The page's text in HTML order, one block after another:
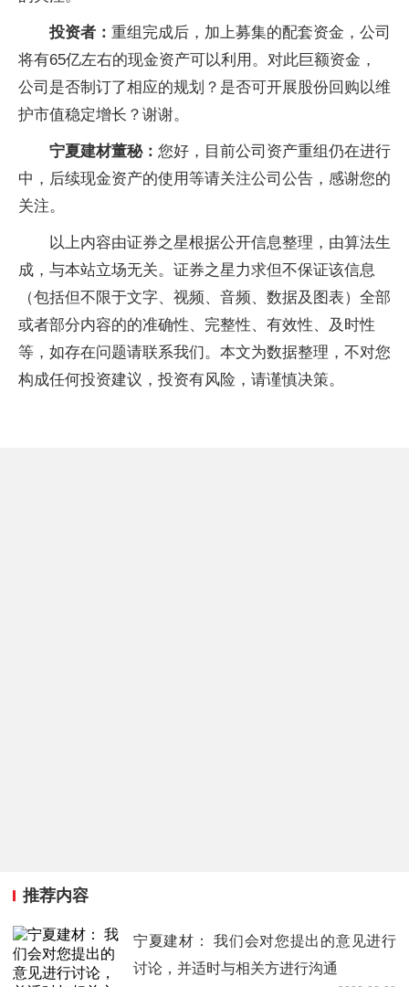
投资者： 重组完成后，加上募集的配套资金，公司
将有65亿左右的现金资产可以利用。对此巨额资金，
公司是否制订了相应的规划？是否可开展股份回购以维
护市值稳定增长？谢谢。
宁夏建材董秘： 您好，目前公司资产重组仍在进行
中，后续现金资产的使用等请关注公司公告，感谢您的
关注。
以上内容由证券之星根据公开信息整理，由算法生
成，与本站立场无关。证券之星力求但不保证该信息
（包括但不限于文字、视频、音频、数据及图表）全部
或者部分内容的的准确性、完整性、有效性、及时性
等，如存在问题请联系我们。本文为数据整理，不对您
构成任何投资建议，投资有风险，请谨慎决策。
推荐内容
宁夏建材： 我们会对您提出的意见进行
讨论，并适时与相关方进行沟通